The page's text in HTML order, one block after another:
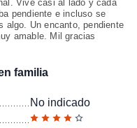
Vive casi al lado y cada
pendiente e incluso se
algo. Un encanto, pendiente
amable. Mil gracias
familia
No indicado